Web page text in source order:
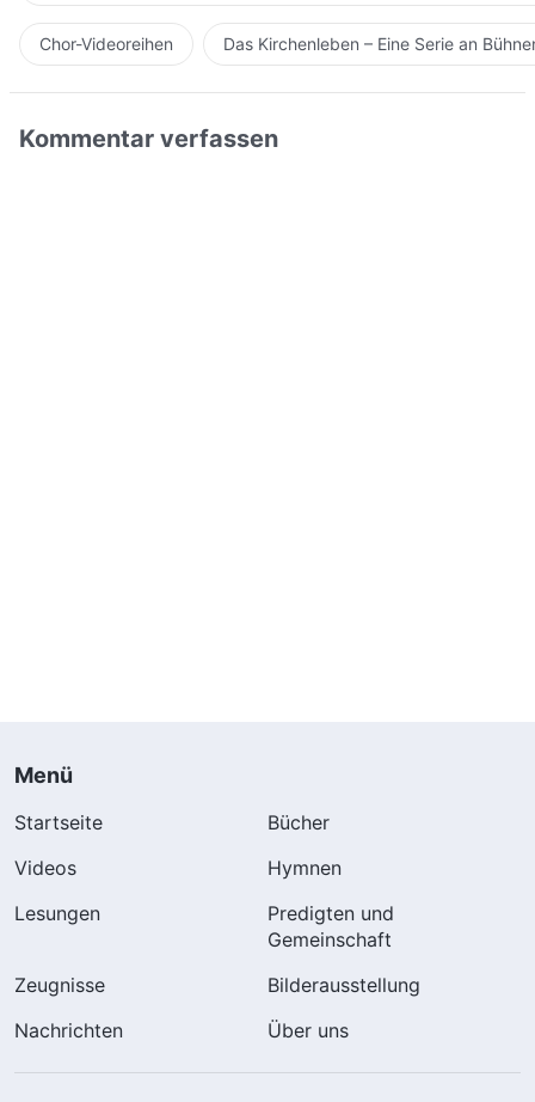
Chor-Videoreihen Das Kirchenleben – Eine Serie an
Kommentar verfassen
Menü
Startseite
Bücher
Videos
Hymnen
Lesungen
Predigten und
Gemeinschaft
Zeugnisse
Bilderausstellung
Nachrichten
Über uns